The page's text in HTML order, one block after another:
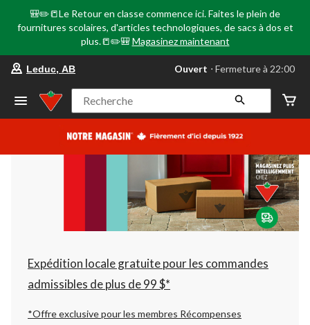
🎒✏️📒Le Retour en classe commence ici. Faites le plein de
fournitures scolaires, d'articles technologiques, de sacs à dos et
plus.📒✏️🎒 Magasinez maintenant
votre
préféré
Leduc,
AB,
courament
Fermeture
à
22:00
cliquer
pour
changer
Leduc, AB Ouvert ⋅ Fermeture à 22:00
Recherche
Expédition locale gratuite pour les commandes
admissibles de plus de 99 $*
*Offre exclusive pour les membres Récompenses